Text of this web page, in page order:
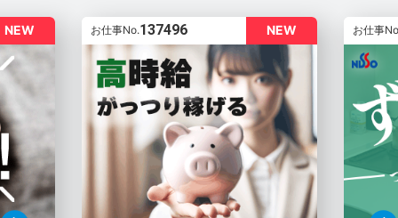
NEW NEW
お仕事No.137496 お仕事